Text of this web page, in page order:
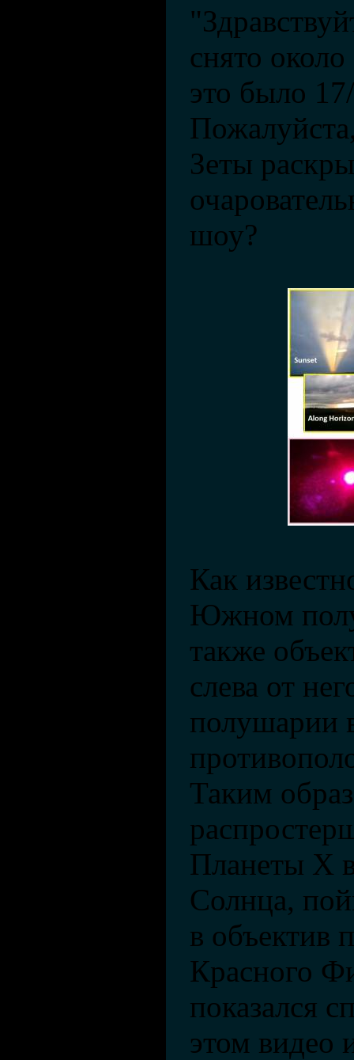
снято
это было
Зеты
шоу?
Как
Южном
также
слева от
полушарии
Таким
Планеты X
Солнца,
в объектив
Красного
показался
этом видео